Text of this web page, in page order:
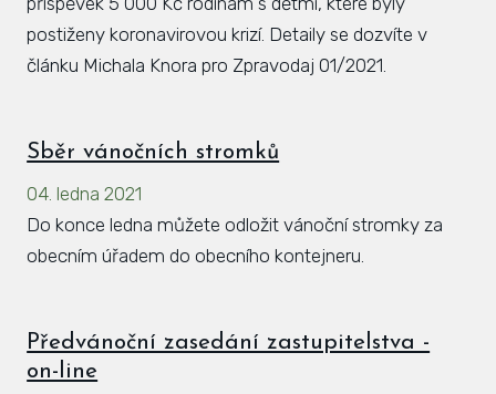
postiženy koronavirovou krizí. Detaily se dozvíte v
článku Michala Knora pro Zpravodaj 01/2021.
Sběr vánočních stromků
04. ledna 2021
Do konce ledna můžete odložit vánoční stromky za
obecním úřadem do obecního kontejneru.
Předvánoční zasedání zastupitelstva -
on-line